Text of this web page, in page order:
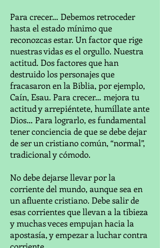
Para crecer… Debemos retroceder
hasta el estado mínimo que
reconozcas estar. Un factor que rige
nuestras vidas es el orgullo. Nuestra
actitud. Dos factores que han
destruido los personajes que
fracasaron en la Biblia, por ejemplo,
Caín, Esau. Para crecer… mejora tu
actitud y arrepiéntete, humíllate ante
Dios… Para lograrlo, es fundamental
tener conciencia de que se debe dejar
de ser un cristiano común, “normal”,
tradicional y cómodo.
No debe dejarse llevar por la
corriente del mundo, aunque sea en
un afluente cristiano. Debe salir de
esas corrientes que llevan a la tibieza
y muchas veces empujan hacia la
apostasía, y empezar a luchar contra